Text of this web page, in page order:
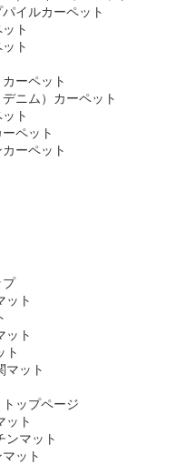
イルカーペット
ト
ト
ーペット
ニム）カーペット
ト
ペット
ーペット
プ
ット
ット
ト
マット
ップページ
ット
ンマット
ット